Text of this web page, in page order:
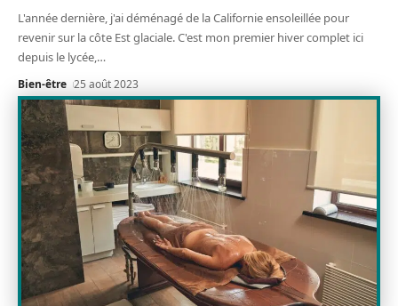
L'année dernière, j'ai déménagé de la Californie ensoleillée pour
revenir sur la côte Est glaciale. C'est mon premier hiver complet ici
depuis le lycée,…
Bien-être 25 août 2023